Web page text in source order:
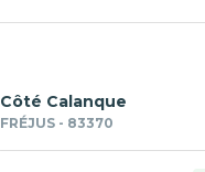
Côté Calanque
FRÉJUS - 83370